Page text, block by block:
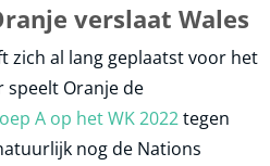
verslaat Wales
zich al lang geplaatst voor het
speelt Oranje de
A op het WK 2022tegen
nog de Nations